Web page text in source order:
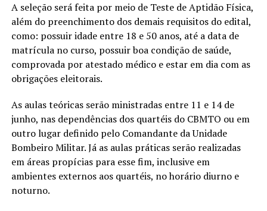
A seleção será feita por meio de Teste de Aptidão Física,
além do preenchimento dos demais requisitos do edital,
como: possuir idade entre 18 e 50 anos, até a data de
matrícula no curso, possuir boa condição de saúde,
comprovada por atestado médico e estar em dia com as
obrigações eleitorais.
As aulas teóricas serão ministradas entre 11 e 14 de
junho, nas dependências dos quartéis do CBMTO ou em
outro lugar definido pelo Comandante da Unidade
Bombeiro Militar. Já as aulas práticas serão realizadas
em áreas propícias para esse fim, inclusive em
ambientes externos aos quartéis, no horário diurno e
noturno.